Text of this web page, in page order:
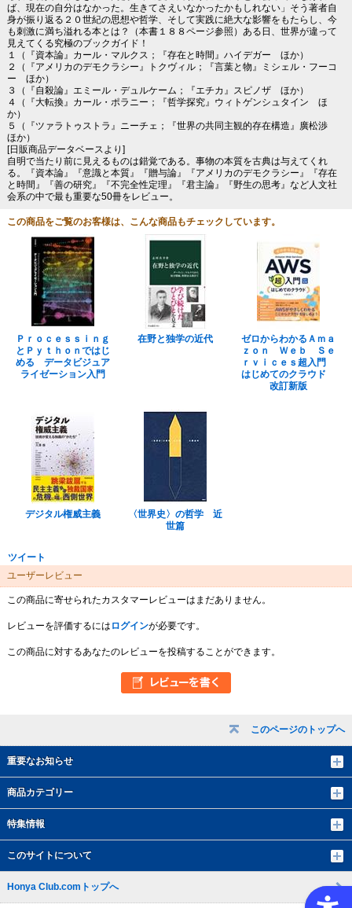
このページのトップへ
重要なお知らせ
商品カテゴリー
特集情報
このサイトについて
ば、現在の自分はなかった。生きてさえいなかったかもしれない」そう著者自
身が振り返る２０世紀の思想や哲学、そして実践に絶大な影響をもたらし、今
も刺激に満ち溢れる本とは？（本書１８８ページ参照）ある日、世界が違って
見えてくる究極のブックガイド！
１（『資本論』カール・マルクス；『存在と時間』ハイデガー ほか）
２（『アメリカのデモクラシー』トクヴィル；『言葉と物』ミシェル・フーコ
ー ほか）
３（『自殺論』エミール・デュルケーム；『エチカ』スピノザ ほか）
４（『大転換』カール・ポラニー；『哲学探究』ウィトゲンシュタイン ほ
か）
５（『ツァラトゥストラ』ニーチェ；『世界の共同主観的存在構造』廣松渉
ほか）
[日販商品データベースより]
自明で当たり前に見えるものは錯覚である。事物の本質を古典は与えてくれ
る。『資本論』『意識と本質』『贈与論』『アメリカのデモクラシー』『存在
と時間』『善の研究』『不完全性定理』『君主論』『野生の思考』など人文社
会系の中で最も重要な50冊をレビュー。
この商品をご覧のお客様は、こんな商品もチェックしています。
Ｐｒｏｃｅｓｓｉｎｇ
とＰｙｔｈｏｎではじ
める データビジュア
ライゼーション入門
在野と独学の近代
ゼロからわかるＡｍａ
ｚｏｎ Ｗｅｂ Ｓｅ
ｒｖｉｃｅｓ超入門
はじめてのクラウド
改訂新版
デジタル権威主義
〈世界史〉の哲学 近
世篇
ツイート
ユーザーレビュー
この商品に寄せられたカスタマーレビューはまだありません。
レビューを評価するには ログインが必要です。
この商品に対するあなたのレビューを投稿することができます。
Honya Club.comトップへ